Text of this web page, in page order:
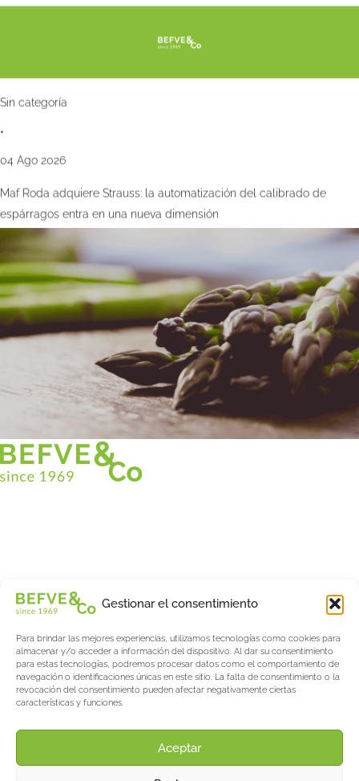
Gestionar el consentimiento
Para brindar las mejores experiencias, utilizamos tecnologías como cookies para
almacenar y/o acceder a información del dispositivo. Al dar su consentimiento
para estas tecnologías, podremos procesar datos como el comportamiento de
navegación o identificaciones únicas en este sitio. La falta de consentimiento o la
revocación del consentimiento pueden afectar negativamente ciertas
características y funciones.
Aceptar
Sin categoría
•
04 Ago 2026
Maf Roda adquiere Strauss: la automatización del calibrado de
espárragos entra en una nueva dimensión
Befve & Co
Servicios
Fogonadura
Actualités & Evènements
El blog de espárragos y bayas